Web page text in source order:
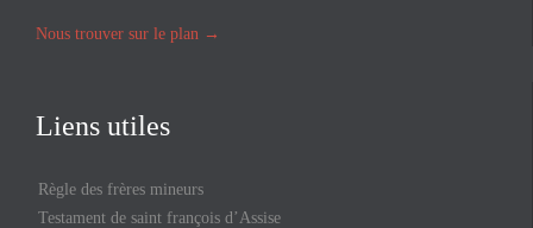
Nous trouver sur le plan →
Liens utiles
Règle des frères mineurs
Testament de saint françois d’Assise